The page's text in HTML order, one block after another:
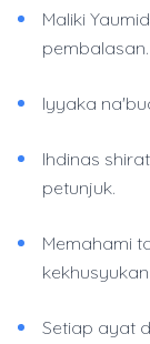
Maliki
pembalasan.
Iyyaka
Ihdinas
petunjuk.
Memahami
Setiap ayat